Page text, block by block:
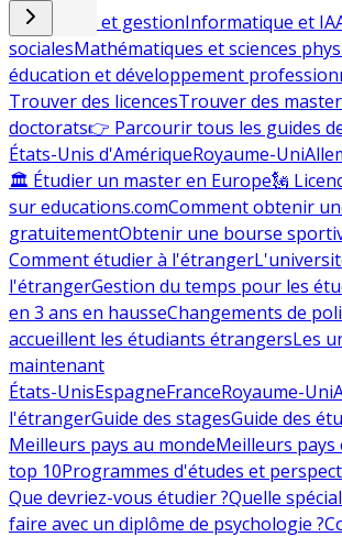
Commerce et gestionInformatique et IA
socialesMathématiques et sciences
éducation et développement
Trouver des licencesTrouver des
doctorats👉 Parcourir tous les guides
États-Unis d'AmériqueRoyaume-Uni
🏛 Étudier un master en Europe🗽
sur educations.comComment obtenir
gratuitementObtenir une bourse
Comment étudier à l'étranger
l'étrangerGestion du temps pour les
en 3 ans en hausseChangements de
accueillent les étudiants étrangersLes
maintenant
États-UnisEspagneFranceRoyaume-Uni
l'étrangerGuide des stagesGuide des
Meilleurs pays au mondeMeilleurs pays
top 10Programmes d'études et
Que devriez-vous étudier ?Quelle
faire avec un diplôme de psychologie ?